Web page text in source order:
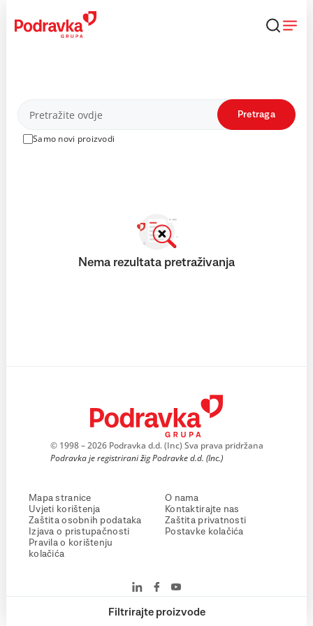
content
Proizvodi
Samo novi proizvodi
Pretraga
Filtrirajte proizvode
Nema rezultata pretraživanja
© 1998 – 2026 Podravka d.d. (Inc) Sva prava pridržana
Podravka je registrirani žig Podravke d.d. (Inc.)
Mapa stranice
Uvjeti korištenja
Zaštita osobnih podataka
Izjava o pristupačnosti
Pravila o korištenju
kolačića
O nama
Kontaktirajte nas
Zaštita privatnosti
Postavke kolačića